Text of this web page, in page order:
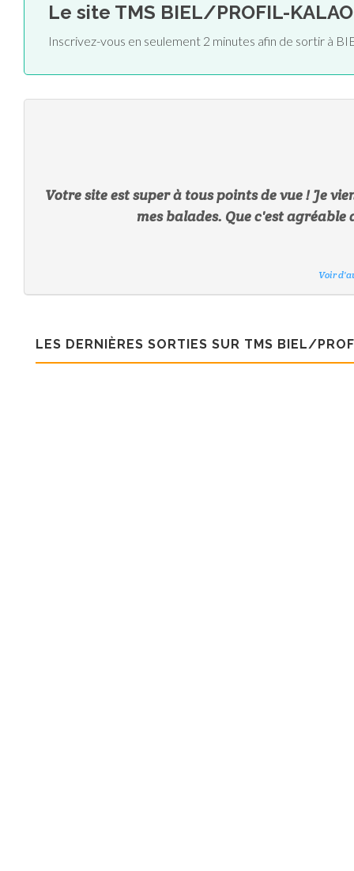
Le site TMS BIEL/PROFIL-
Inscrivez-vous en seulement 2 minutes afin de sortir à
Votre site est super à tous points de vue ! Je
mes balades. Que c'est
Voir
Voir
Voir
LES DERNIÈRES SORTIES SUR TMS BIEL/